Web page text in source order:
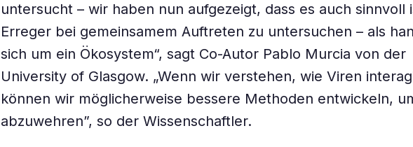
untersucht – wir haben nun aufgezeigt, dass es auch sinnvoll
Erreger bei gemeinsamem Auftreten zu untersuchen – als
sich um ein Ökosystem“, sagt Co-Autor Pablo Murcia von der
University of Glasgow. „Wenn wir verstehen, wie Viren
können wir möglicherweise bessere Methoden entwickeln,
abzuwehren”, so der Wissenschaftler.